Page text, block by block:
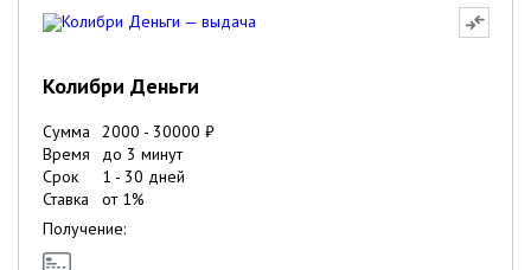
Колибри Деньги
Сумма 2000 - 30000 ₽
Время
до 3 минут
Срок
1 - 30 дней
Ставка
от 1%
Получение: